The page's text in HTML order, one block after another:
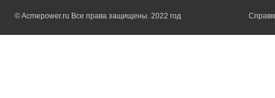
© Acmepower.ru Все права защищены. 2022 год